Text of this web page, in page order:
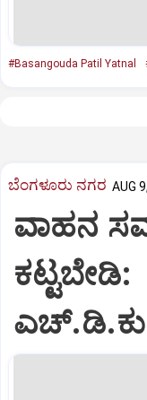
#Basangouda Patil Yatnal
ಬೆಂಗಳೂರು ನಗರ AUG
ವಾಹನ
ಕಟ್ಟಬೇಡಿ: